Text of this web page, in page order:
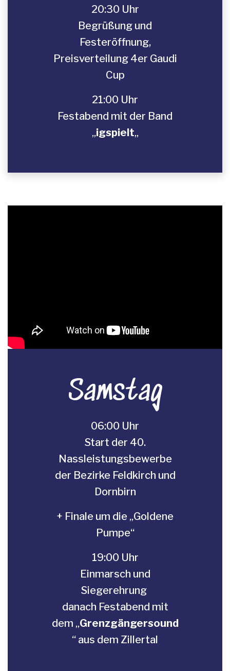
20:30 Uhr
Begrüßung und
Festeröffnung,
Preisverteilung 4er Gaudi
Cup
21:00 Uhr
Festabend mit der Band
„igspielt„
Samstag
06:00 Uhr
Start der 40.
Nassleistungsbewerbe
der Bezirke Feldkirch und
Dornbirn
+ Finale um die „Goldene
Pumpe“
19:00 Uhr
Einmarsch und
Siegerehrung
danach Festabend mit
dem „Grenzgängersound
“ aus dem Zillertal